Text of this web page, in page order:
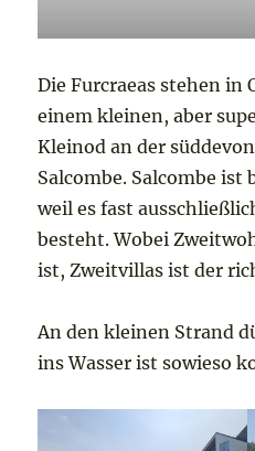
Die Furcraeas stehen in
einem kleinen, aber
Kleinod an der
Salcombe. Salcombe
weil es fast
besteht. Wobei
ist, Zweitvillas ist der
An den kleinen Strand
ins Wasser ist sowieso